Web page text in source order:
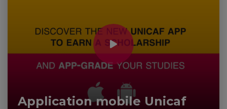
Application mobile Unicaf